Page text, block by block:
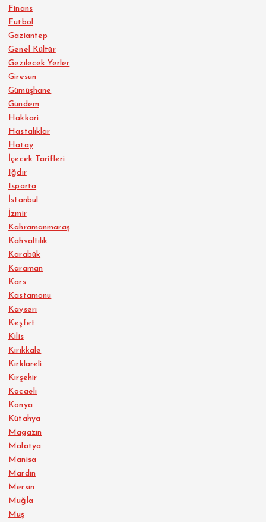
Finans
Futbol
Gaziantep
Genel Kültür
Gezilecek Yerler
Giresun
Gümüşhane
Gündem
Hakkari
Hastalıklar
Hatay
İçecek Tarifleri
Iğdır
Isparta
İstanbul
İzmir
Kahramanmaraş
Kahvaltılık
Karabük
Karaman
Kars
Kastamonu
Kayseri
Keşfet
Kilis
Kırıkkale
Kırklareli
Kırşehir
Kocaeli
Konya
Kütahya
Magazin
Malatya
Manisa
Mardin
Mersin
Muğla
Muş